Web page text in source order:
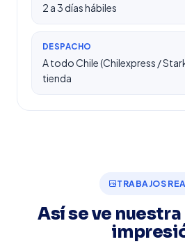
2 a 3 días hábiles
DESPACHO
A todo Chile (Chilexpress /
tienda
TRABAJOS
Así se ve